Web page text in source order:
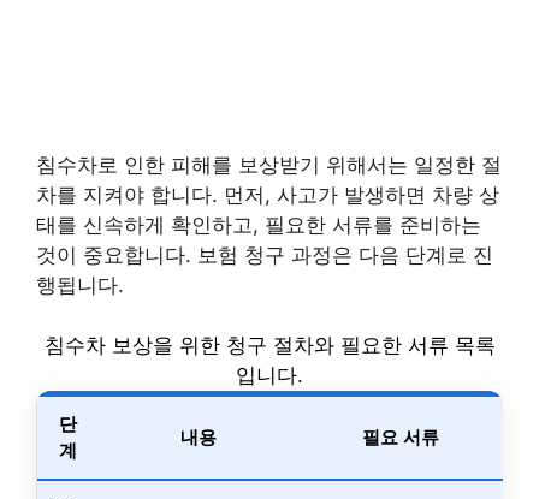
침수차로 인한 피해를 보상받기 위해서는 일정한 절
차를 지켜야 합니다. 먼저, 사고가 발생하면 차량 상
태를 신속하게 확인하고, 필요한 서류를 준비하는
것이 중요합니다. 보험 청구 과정은 다음 단계로 진
행됩니다.
침수차 보상을 위한 청구 절차와 필요한 서류 목록
입니다.
단
계
내용 필요 서류